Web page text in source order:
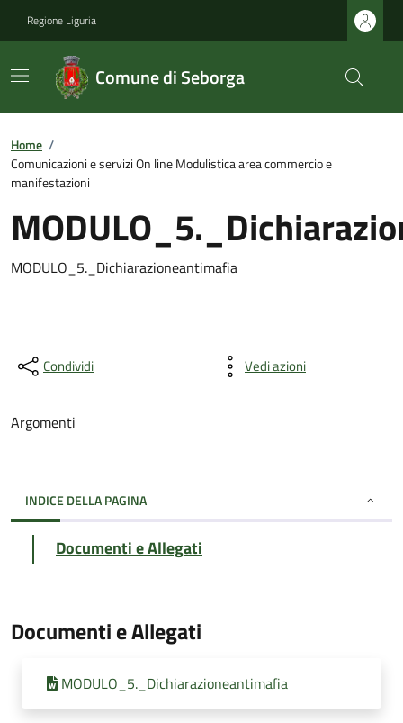
Regione Liguria
Comune di Seborga
Home /
Comunicazioni e servizi On line Modulistica area commercio e
manifestazioni
MODULO_5._Dichiarazioneantimafia
Condividi Vedi azioni
Argomenti
INDICE DELLA PAGINA
Documenti e Allegati
Documenti e Allegati
MODULO_5._Dichiarazioneantimafia